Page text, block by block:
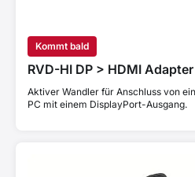
Kommt bald
RVD-HI DP > HDMI Adapter
Aktiver Wandler für Anschluss von
PC mit einem DisplayPort-Ausgang.